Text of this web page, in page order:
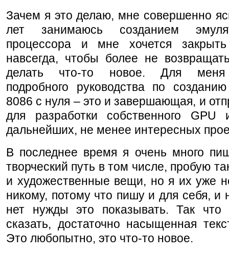
Зачем я это делаю, мне совершенно
лет занимаюсь созданием
процессора и мне хочется
навсегда, чтобы более не
делать что-то новое. Для меня
подробного руководства по
8086 с нуля – это и завершающая, и
для разработки собственного GPU
дальнейших, не менее интересных
В последнее время я очень много
творческий путь в том числе, пробую
и художественные вещи, но я их уже
никому, потому что пишу и для себя, и
нет нужды это показывать. Так
сказать, достаточно насыщенная
Это любопытно, это что-то новое.